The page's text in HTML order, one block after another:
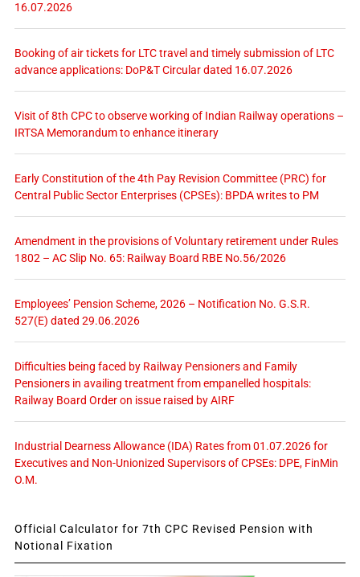
16.07.2026
Booking of air tickets for LTC travel and timely submission of LTC
advance applications: DoP&T Circular dated 16.07.2026
Visit of 8th CPC to observe working of Indian Railway operations –
IRTSA Memorandum to enhance itinerary
Early Constitution of the 4th Pay Revision Committee (PRC) for
Central Public Sector Enterprises (CPSEs): BPDA writes to PM
Amendment in the provisions of Voluntary retirement under Rules
1802 – AC Slip No. 65: Railway Board RBE No.56/2026
Employees’ Pension Scheme, 2026 – Notification No. G.S.R.
527(E) dated 29.06.2026
Difficulties being faced by Railway Pensioners and Family
Pensioners in availing treatment from empanelled hospitals:
Railway Board Order on issue raised by AIRF
Industrial Dearness Allowance (IDA) Rates from 01.07.2026 for
Executives and Non-Unionized Supervisors of CPSEs: DPE, FinMin
O.M.
Official Calculator for 7th CPC Revised Pension with
Notional Fixation